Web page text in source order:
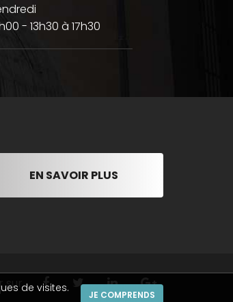
- 13h30 à 17h30
EN SAVOIR PLUS
surde visites.
JE COMPRENDS